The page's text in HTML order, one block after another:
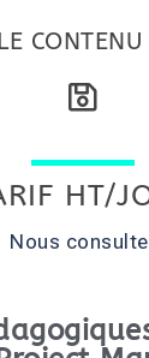
CONTENU
HT/
Nous